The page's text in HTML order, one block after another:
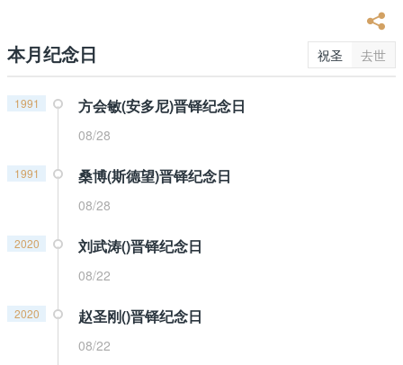
本月纪念日 祝圣 去世
1991 方会敏(安多尼)晋铎纪念日
08/28
1991 桑博(斯德望)晋铎纪念日
08/28
2020 刘武涛()晋铎纪念日
08/22
2020 赵圣刚()晋铎纪念日
08/22